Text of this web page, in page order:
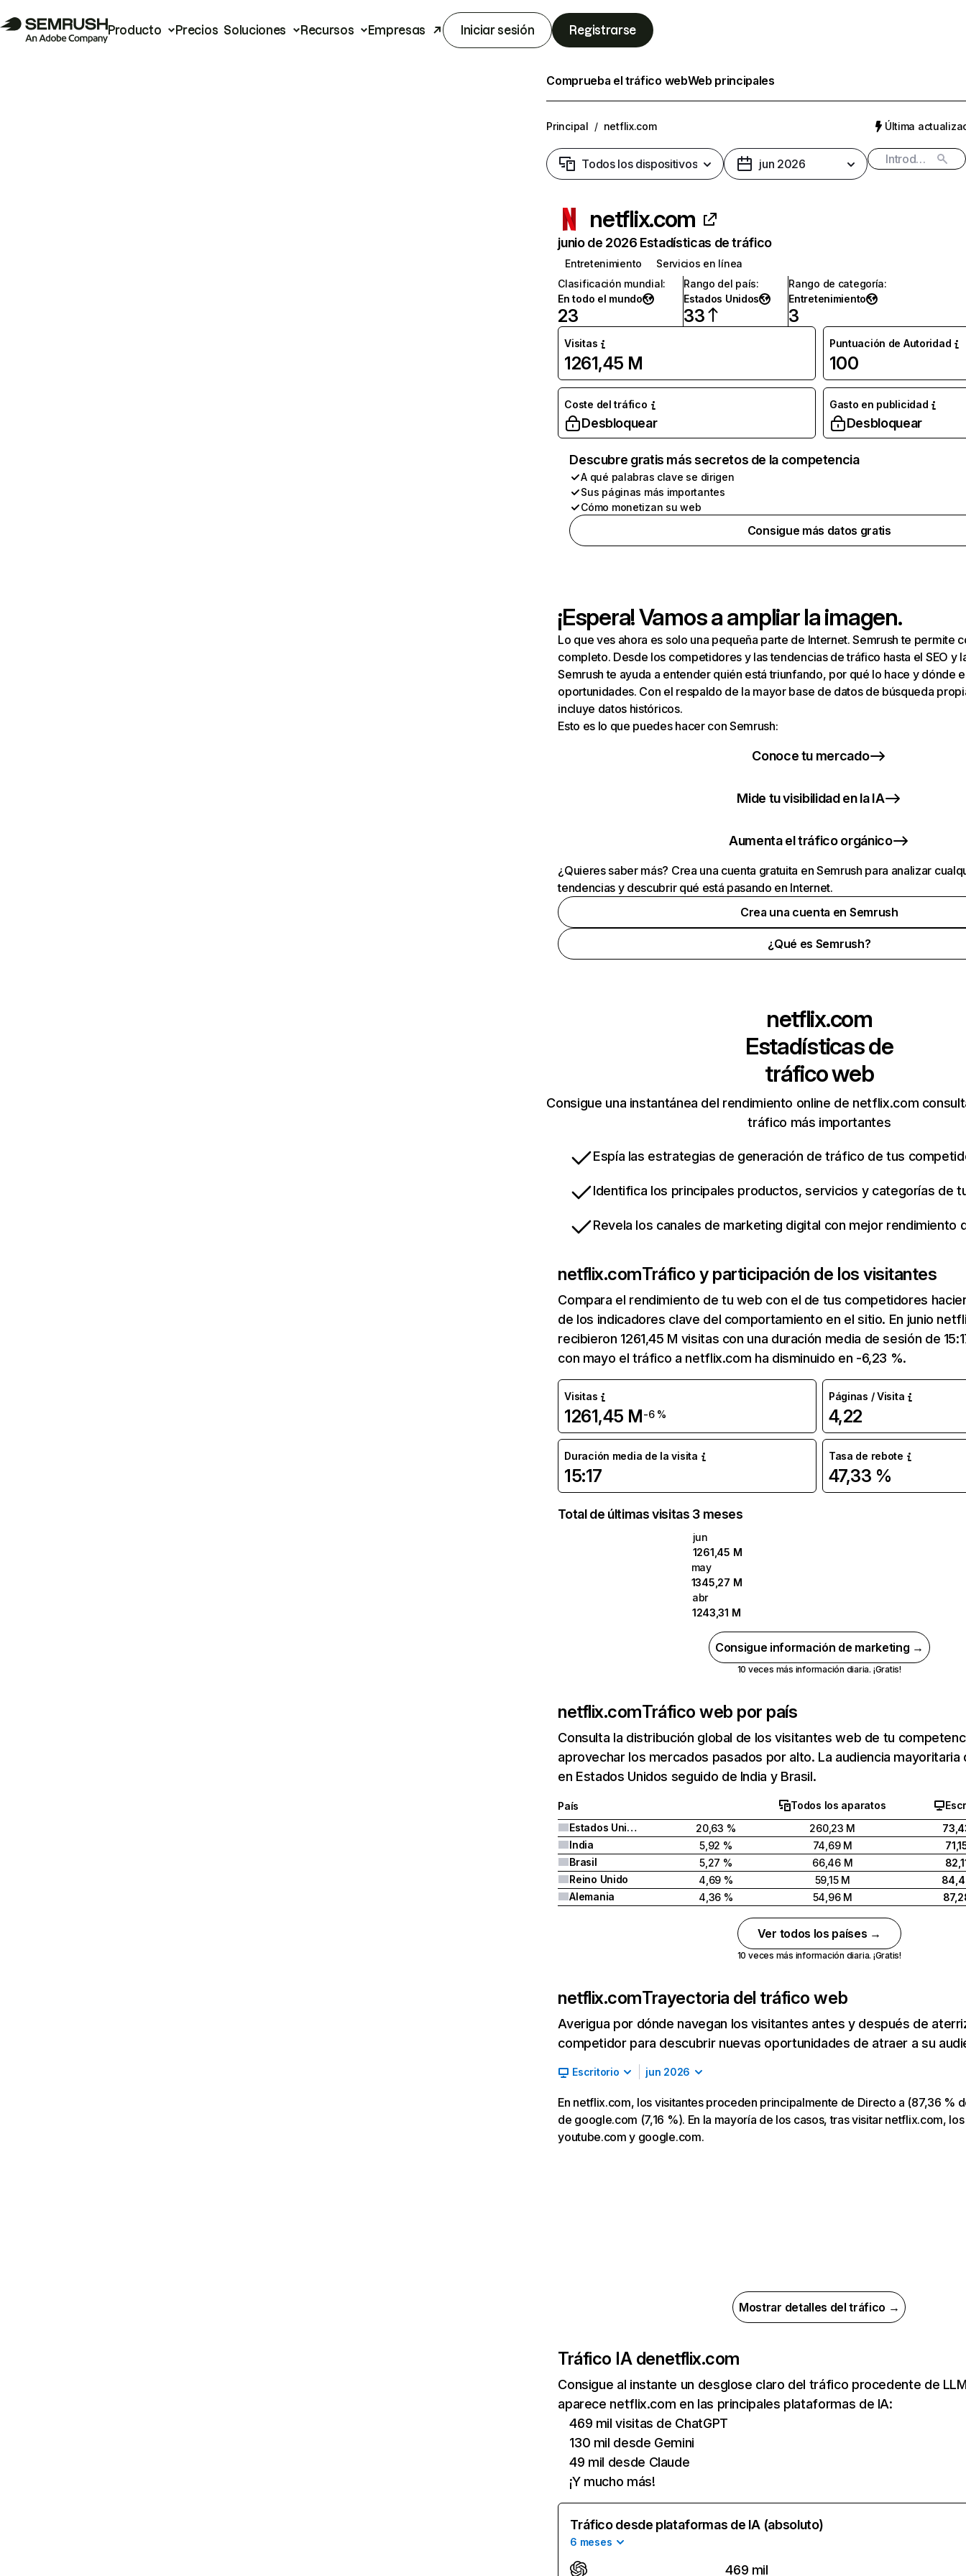
Producto Precios Soluciones Recursos Empresas Iniciar sesión Registrarse
Comprueba el tráfico webWeb principales
Principal / netflix.com Última
Todos los dispositivos jun 2026
netflix.com
junio de 2026 Estadísticas de tráfico
Entretenimiento
Servicios en línea
Clasificación mundial:
En todo el mundo
23
Rango del país:
Estados Unidos
33
Rango de categoría:
Entretenimiento
3
Visitas
1261,45 M
Puntuación de Autoridad
100
Coste del tráfico
Desbloquear
Gasto en publicidad
Desbloquear
Descubre gratis más secretos de la competencia
A qué palabras clave se dirigen
Sus páginas más importantes
Cómo monetizan su web
Consigue más datos gratis
¡Espera! Vamos a ampliar la imagen.
Lo que ves ahora es solo una pequeña parte de Internet. Semrush te permite
completo. Desde los competidores y las tendencias de tráfico hasta el SEO y
Semrush te ayuda a entender quién está triunfando, por qué lo hace y dónde
oportunidades. Con el respaldo de la mayor base de datos de búsqueda
incluye datos históricos.
Esto es lo que puedes hacer con Semrush:
Conoce tu mercado
Mide tu visibilidad en la IA
Aumenta el tráfico orgánico
¿Quieres saber más? Crea una cuenta gratuita en Semrush para analizar
tendencias y descubrir qué está pasando en Internet.
Crea una cuenta en Semrush
¿Qué es Semrush?
netflix.com
Estadísticas de
tráfico web
Consigue una instantánea del rendimiento online de netflix.com
tráfico más importantes
Espía las estrategias de generación de tráfico de tus
Identifica los principales productos, servicios y categorías de
Revela los canales de marketing digital con mejor rendimiento
netflix.comTráfico y participación de los visitantes
Compara el rendimiento de tu web con el de tus competidores
de los indicadores clave del comportamiento en el sitio. En junio
recibieron 1261,45 M visitas con una duración media de sesión de
con mayo el tráfico a netflix.com ha disminuido en -6,23 %.
Visitas
1261,45 M-6 %
Páginas / Visita
4,22
Duración media de la visita
15:17
Tasa de rebote
47,33 %
Total de últimas visitas 3 meses
jun
1261,45 M
may
1345,27 M
abr
1243,31 M
Consigue información de marketing →
10 veces más información diaria. ¡Gratis!
netflix.comTráfico web por país
Consulta la distribución global de los visitantes web de tu
aprovechar los mercados pasados por alto. La audiencia
en Estados Unidos seguido de India y Brasil.
País Todos los aparatos
Estados Unidos
20,63 % 260,23 M
India
5,92 % 74,69 M
Brasil
5,27 % 66,46 M
Reino Unido
4,69 % 59,15 M
Alemania
4,36 % 54,96 M
Ver todos los países →
10 veces más información diaria. ¡Gratis!
netflix.comTrayectoria del tráfico web
Averigua por dónde navegan los visitantes antes y después de
competidor para descubrir nuevas oportunidades de atraer a su
Escritorio jun 2026
En netflix.com, los visitantes proceden principalmente de Directo a (87,36 %
de google.com (7,16 %). En la mayoría de los casos, tras visitar netflix.com,
youtube.com y google.com.
Mostrar detalles del tráfico →
Tráfico IA denetflix.com
Consigue al instante un desglose claro del tráfico procedente de
aparece netflix.com en las principales plataformas de IA:
469 mil visitas de ChatGPT
130 mil desde Gemini
49 mil desde Claude
¡Y mucho más!
Tráfico desde plataformas de IA (absoluto)
6 meses
469 mil